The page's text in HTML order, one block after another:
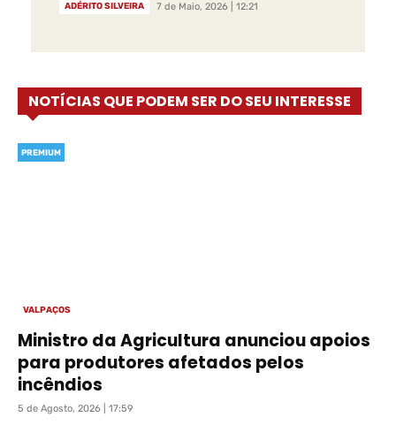
ADÉRITO SILVEIRA 7 de Maio, 2026 | 12:21
NOTÍCIAS QUE PODEM SER DO SEU INTERESSE
VALPAÇOS
PREMIUM
Ministro da Agricultura anunciou apoios
para produtores afetados pelos
incêndios
5 de Agosto, 2026 | 17:59